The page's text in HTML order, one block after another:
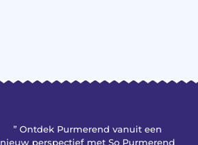
” Ontdek Purmerend vanuit een
nieuw perspectief met So Purmerend